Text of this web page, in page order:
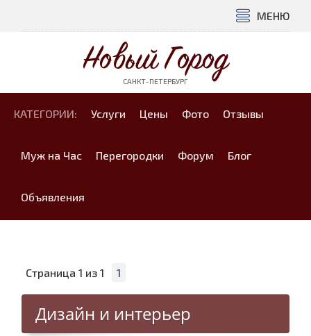
МЕНЮ
Новый Город
САНКТ-ПЕТЕРБУРГ
КАТЕГОРИИ: Услуги Цены Фото Отзывы
Муж на Час Перегородки Форум Блог
Объявления
Страница 1 из 1 1
Дизайн и интерьер